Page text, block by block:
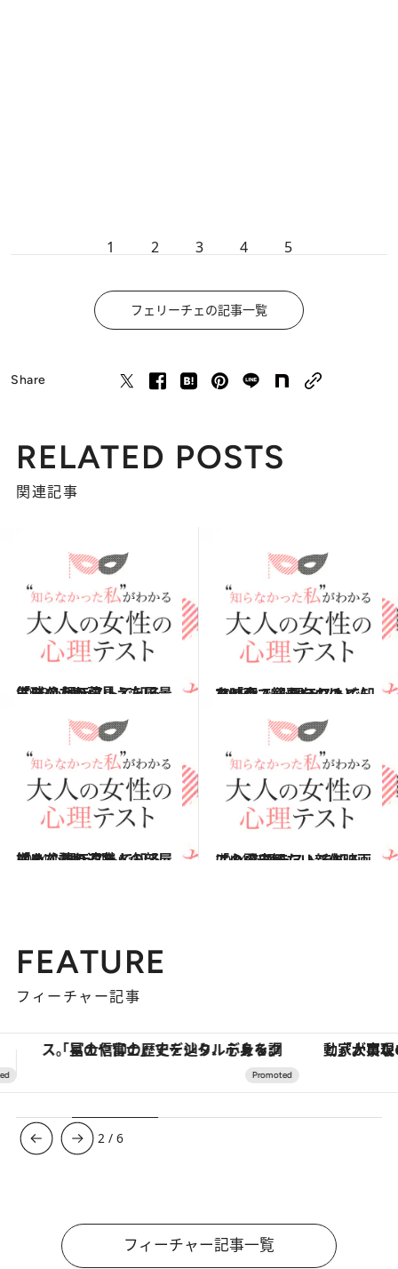
1 2 3 4 5
フェリーチェの記事一覧
Share
RELATED POSTS
関連記事
2015.4.25
気球の上から見えた風景は？ 心理テストで知る「あなたの夢」
占い 2015.2.15
ひとりで観たいのはどんな映画？ 心理テストで知る「今、必要なもの」
占い
2014.12.6
初めて訪れる友人の部屋は？ 心理テストで知る「あなたの適職」
占い 2014.7.26
この夏に観たい新作映画は？ 心理テストで知る「心の支え」
占い
FEATURE
フィーチャー記事
「大事なのは地域の意識を変えること」。ロレックス賞受賞の自然保護活動家が実現させたナイジェリアの自然環境の復活 【夏限定ディナーコース】旬を
3 /6
フィーチャー記事一覧